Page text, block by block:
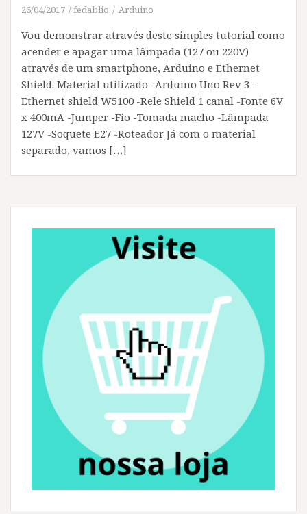
26/04/2017 fedablio Arduino
Vou demonstrar através deste simples tutorial como
acender e apagar uma lâmpada (127 ou 220V)
através de um smartphone, Arduino e Ethernet
Shield. Material utilizado -Arduino Uno Rev 3 -
Ethernet shield W5100 -Rele Shield 1 canal -Fonte 6V
x 400mA -Jumper -Fio -Tomada macho -Lâmpada
127V -Soquete E27 -Roteador Já com o material
separado, vamos […]